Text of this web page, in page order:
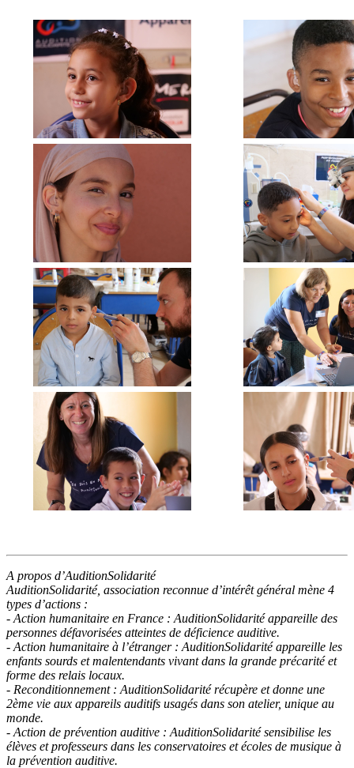
A propos d’AuditionSolidarité
AuditionSolidarité, association reconnue d’intérêt général mène 4
types d’actions :
- Action humanitaire en France : AuditionSolidarité appareille des
personnes défavorisées atteintes de déficience auditive.
- Action humanitaire à l’étranger : AuditionSolidarité appareille les
enfants sourds et malentendants vivant dans la grande précarité et
forme des relais locaux.
- Reconditionnement : AuditionSolidarité récupère et donne une
2ème vie aux appareils auditifs usagés dans son atelier, unique au
monde.
- Action de prévention auditive : AuditionSolidarité sensibilise les
élèves et professeurs dans les conservatoires et écoles de musique à
la prévention auditive.